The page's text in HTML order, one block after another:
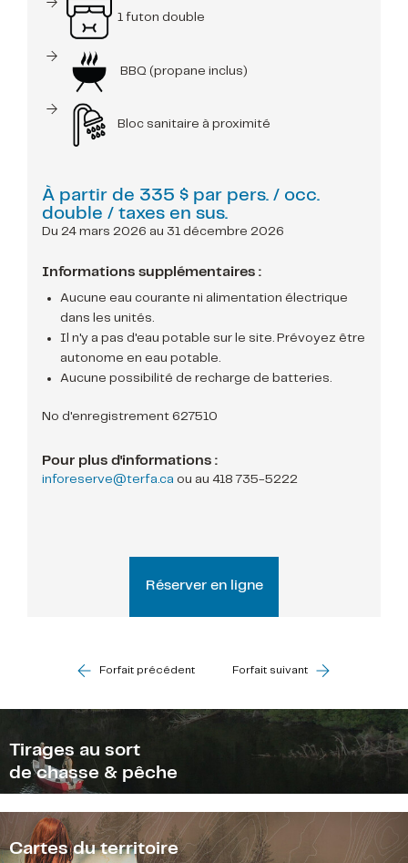
1 futon double
BBQ (propane inclus)
Bloc sanitaire à proximité
À partir de 335 $ par pers. / occ.
double / taxes en sus.
Du 24 mars 2026 au 31 décembre 2026
Informations supplémentaires :
Aucune eau courante ni alimentation électrique
dans les unités.
Il n'y a pas d'eau potable sur le site. Prévoyez être
autonome en eau potable.
Aucune possibilité de recharge de batteries.
No d'enregistrement 627510
Pour plus d'informations :
inforeserve@terfa.ca ou au 418 735-5222
Réserver en ligne
Forfait précédent Forfait suivant
Tirages au sort
de chasse & pêche
Cartes du territoire